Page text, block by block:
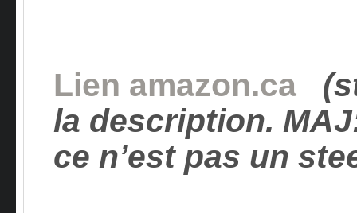
Lien amazon.ca
la description.
ce n’est pas un